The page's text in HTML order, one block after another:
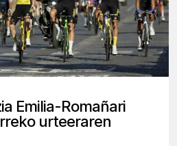
Emilia-Romañari
urteeraren